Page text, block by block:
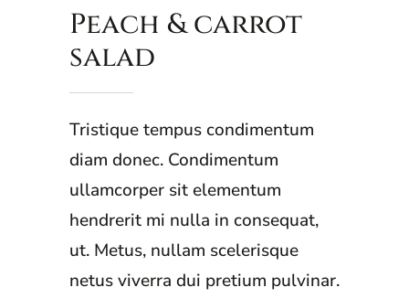
Peach & carrot
salad
Tristique tempus condimentum
diam donec. Condimentum
ullamcorper sit elementum
hendrerit mi nulla in consequat,
ut. Metus, nullam scelerisque
netus viverra dui pretium pulvinar.